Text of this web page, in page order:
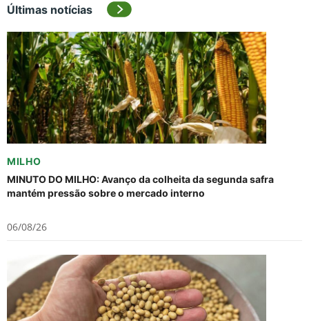
Últimas notícias
MILHO
MINUTO DO MILHO: Avanço da colheita da segunda safra
mantém pressão sobre o mercado interno
06/08/26